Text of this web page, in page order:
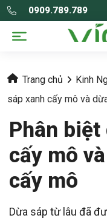
0909.789.789
Trang chủ Kinh
sáp xanh cấy mô và
Phân biệt
cấy mô
cấy mô
Dừa sáp từ lâu đã